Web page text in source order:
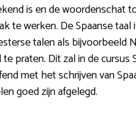
is en de woordenschat
te werken. De Spaanse
talen als bijvoorbeeld
praten. Dit zal in de cursus
met het schrijven van
goed zijn afgelegd.